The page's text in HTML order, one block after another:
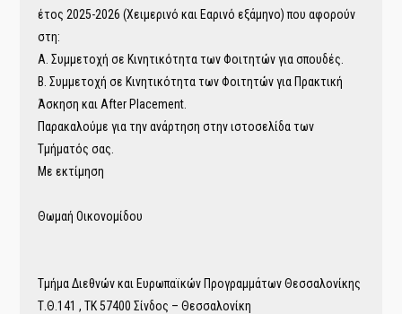
έτος 2025-2026 (Χειμερινό και Εαρινό εξάμηνο) που αφορούν
στη:
Α. Συμμετοχή σε Κινητικότητα των Φοιτητών για σπουδές.
Β. Συμμετοχή σε Κινητικότητα των Φοιτητών για Πρακτική
Άσκηση και After Placement.
Παρακαλούμε για την ανάρτηση στην ιστοσελίδα των
Τμήματός σας.
Με εκτίμηση
Θωμαή Οικονομίδου
Τμήμα Διεθνών και Ευρωπαϊκών Προγραμμάτων Θεσσαλονίκης
Τ.Θ.141 , ΤΚ 57400 Σίνδος – Θεσσαλονίκη